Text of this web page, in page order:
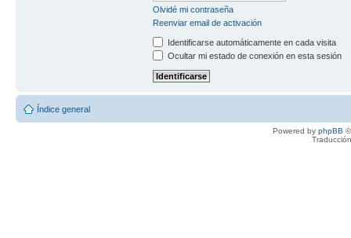
Olvidé mi contraseña
Reenviar email de activación
Identificarse automáticamente en cada visita
Ocultar mi estado de conexión en esta sesión
Índice general
Powered by phpBB